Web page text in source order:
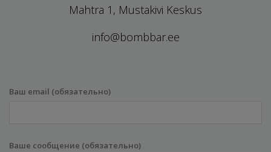
Mahtra 1, Mustakivi Keskus
info@bombbar.ee
Ваш email (обязательно)
Ваше сообщение (обязательно)